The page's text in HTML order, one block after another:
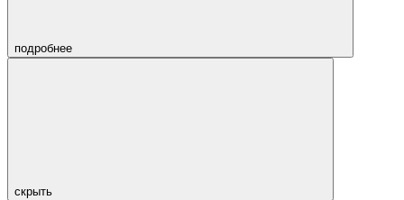
подробнее
скрыть